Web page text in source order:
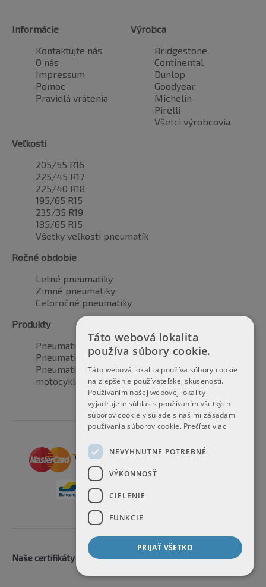
Informácie
Kontaktujte nás
O nás
Impressum
Pomoc
Pravidlá vrátenia
Výrobca
Bridgestone
Continental
Dunlop
Goodyear
Michelin
Pirelli
Všetci výrobcovia
Veľkosti
205/55 R16
225/45 R17
225/40 R18
195/65 R15
235/35 R19
185/65 R15
Všetky veľkosti pneumatík
Ročné obdobie
Letné pneumatiky
Zimné pneumatiky
Celoročné pneumatiky
Produkty
Pneumatiky pre automobily
Pneumatiky pre SUV / 4x4
Pneumatiky pre dodávku
motocyklové pneumatiky
Naše certifikáty
Táto webová lokalita
používa súbory cookie.
Táto webová lokalita používa súbory cookie
na zlepšenie používateľskej skúsenosti.
Používaním našej webovej lokality
vyjadrujete súhlas s používaním všetkých
súborov cookie v súlade s našimi zásadami
používania súborov cookie. Prečítať viac
NEVYHNUTNE POTREBNÉ
VÝKONNOSŤ
CIELENIE
FUNKCIE
PRIJAŤ VŠETKO